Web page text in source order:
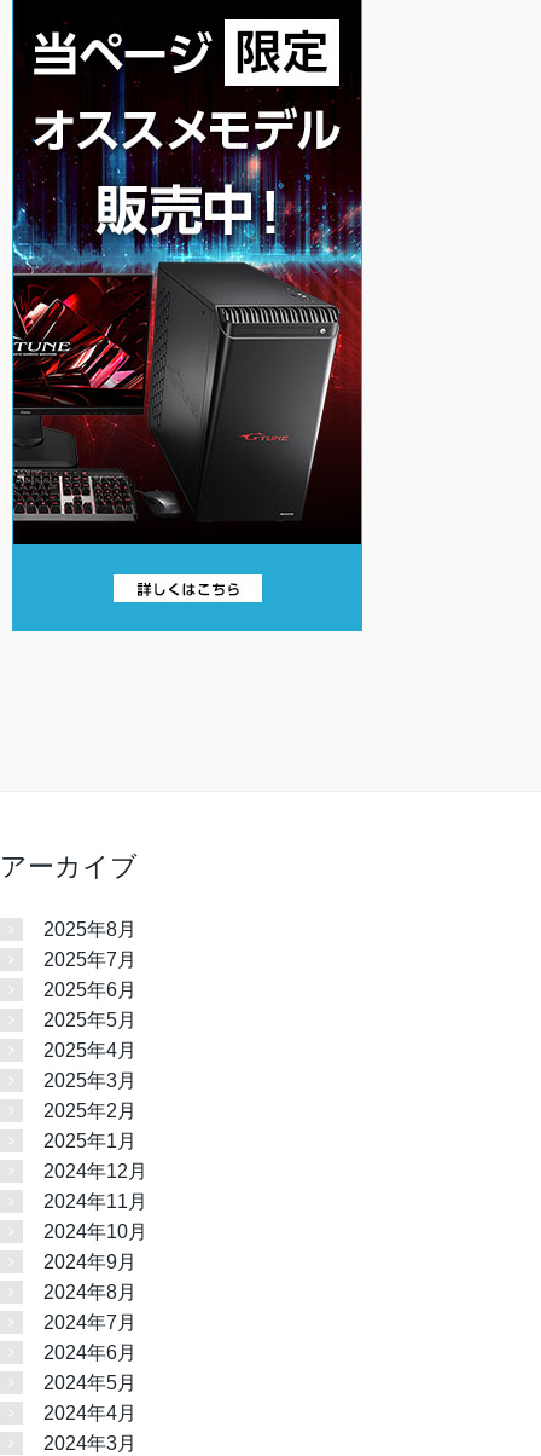
アーカイブ
2025年8月
2025年7月
2025年6月
2025年5月
2025年4月
2025年3月
2025年2月
2025年1月
2024年12月
2024年11月
2024年10月
2024年9月
2024年8月
2024年7月
2024年6月
2024年5月
2024年4月
2024年3月